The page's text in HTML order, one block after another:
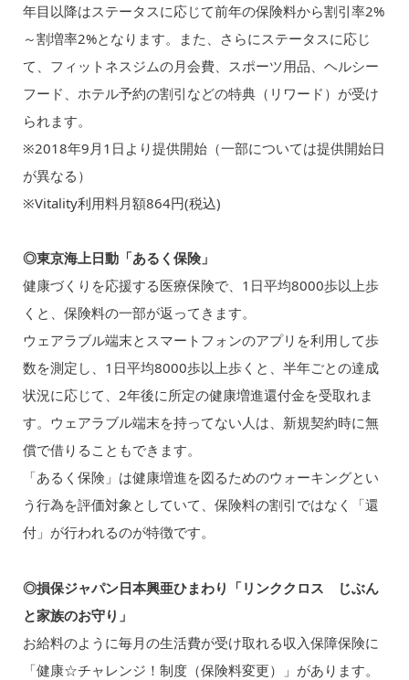
年目以降はステータスに応じて前年の保険料から割引率2%
～割増率2%となります。また、さらにステータスに応じ
て、フィットネスジムの月会費、スポーツ用品、ヘルシー
フード、ホテル予約の割引などの特典（リワード）が受け
られます。
※2018年9月1日より提供開始（一部については提供開始日
が異なる）
※Vitality利用料月額864円(税込)
◎東京海上日動「あるく保険」
健康づくりを応援する医療保険で、1日平均8000歩以上歩
くと、保険料の一部が返ってきます。
ウェアラブル端末とスマートフォンのアプリを利用して歩
数を測定し、1日平均8000歩以上歩くと、半年ごとの達成
状況に応じて、2年後に所定の健康増進還付金を受取れま
す。ウェアラブル端末を持ってない人は、新規契約時に無
償で借りることもできます。
「あるく保険」は健康増進を図るためのウォーキングとい
う行為を評価対象としていて、保険料の割引ではなく「還
付」が行われるのが特徴です。
◎損保ジャパン日本興亜ひまわり「リンククロス じぶん
と家族のお守り」
お給料のように毎月の生活費が受け取れる収入保障保険に
「健康☆チャレンジ！制度（保険料変更）」があります。